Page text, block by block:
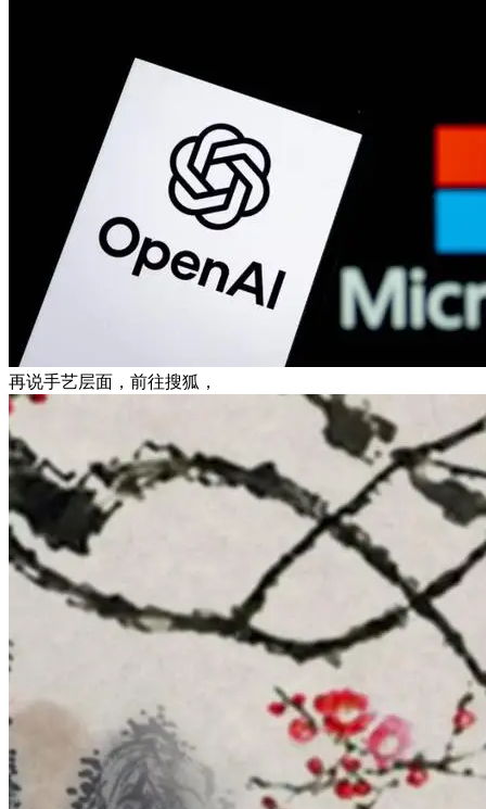
再说手艺层面，前往搜狐，